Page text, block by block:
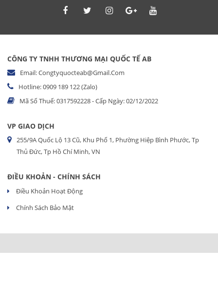
CÔNG TY TNHH THƯƠNG MẠI QUỐC TẾ AB
Email: Congtyquocteab@gmail.com
Hotline: 0909 189 122 (Zalo)
Mã Số Thuế: 0317592228 - Cấp Ngày: 02/12/2022
VP GIAO DỊCH
255/9A Quốc Lộ 13 Cũ, Khu Phố 1, Phường Hiệp Bình Phước, Tp
Thủ Đức, Tp Hồ Chí Minh, VN
ĐIỀU KHOẢN - CHÍNH SÁCH
Điều Khoản Hoạt Động
Chính Sách Bảo Mật